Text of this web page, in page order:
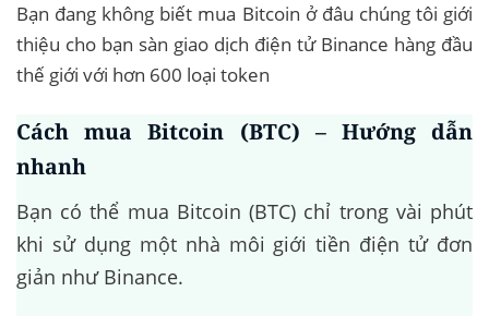
Bạn đang không biết mua Bitcoin ở đâu chúng tôi giới
thiệu cho bạn sàn giao dịch điện tử Binance hàng đầu
thế giới với hơn 600 loại token
Cách mua Bitcoin (BTC) – Hướng dẫn
nhanh
Bạn có thể mua Bitcoin (BTC) chỉ trong vài phút
khi sử dụng một nhà môi giới tiền điện tử đơn
giản như Binance.